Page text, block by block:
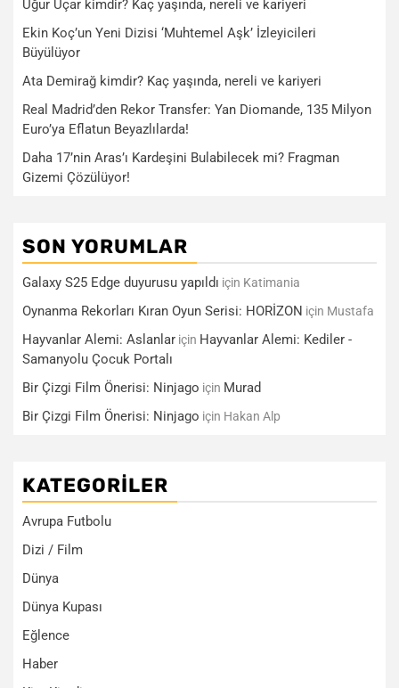
Uğur Uçar kimdir? Kaç yaşında, nereli ve kariyeri
Ekin Koç’un Yeni Dizisi ‘Muhtemel Aşk’ İzleyicileri
Büyülüyor
Ata Demirağ kimdir? Kaç yaşında, nereli ve kariyeri
Real Madrid’den Rekor Transfer: Yan Diomande, 135 Milyon
Euro’ya Eflatun Beyazlılarda!
Daha 17’nin Aras’ı Kardeşini Bulabilecek mi? Fragman
Gizemi Çözülüyor!
SON YORUMLAR
Galaxy S25 Edge duyurusu yapıldı için Katimania
Oynanma Rekorları Kıran Oyun Serisi: HORİZON için Mustafa
Hayvanlar Alemi: Aslanlar için Hayvanlar Alemi: Kediler -
Samanyolu Çocuk Portalı
Bir Çizgi Film Önerisi: Ninjago için Murad
Bir Çizgi Film Önerisi: Ninjago için Hakan Alp
KATEGORILER
Avrupa Futbolu
Dizi / Film
Dünya
Dünya Kupası
Eğlence
Haber